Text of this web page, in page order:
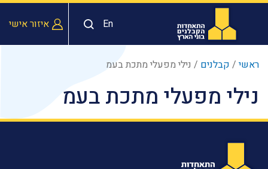
En איזור אישי
ראשי / קבלנים / נילי מפעלי מתכת בעמ
נילי מפעלי מתכת בעמ